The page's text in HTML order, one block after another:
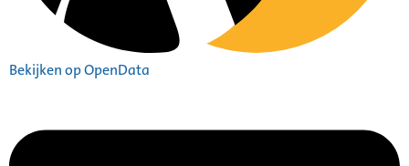
Bekijken op OpenData